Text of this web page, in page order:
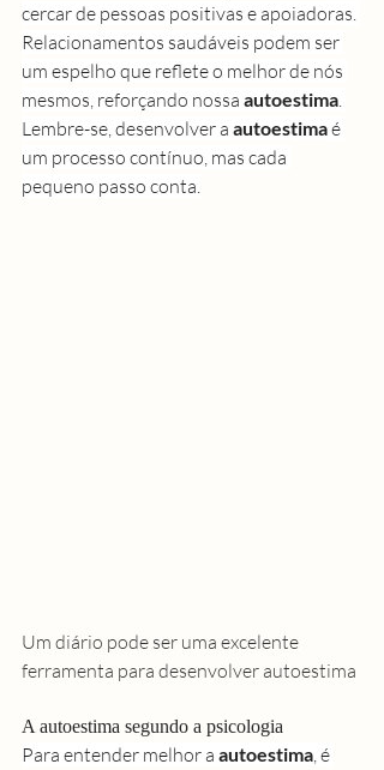
cercar de pessoas positivas e apoiadoras.
Relacionamentos saudáveis podem ser
um espelho que reflete o melhor de nós
mesmos, reforçando nossa autoestima.
Lembre-se, desenvolver a autoestima é
um processo contínuo, mas cada
pequeno passo conta.
Um diário pode ser uma excelente
ferramenta para desenvolver autoestima
A autoestima segundo a psicologia
Para entender melhor a autoestima, é